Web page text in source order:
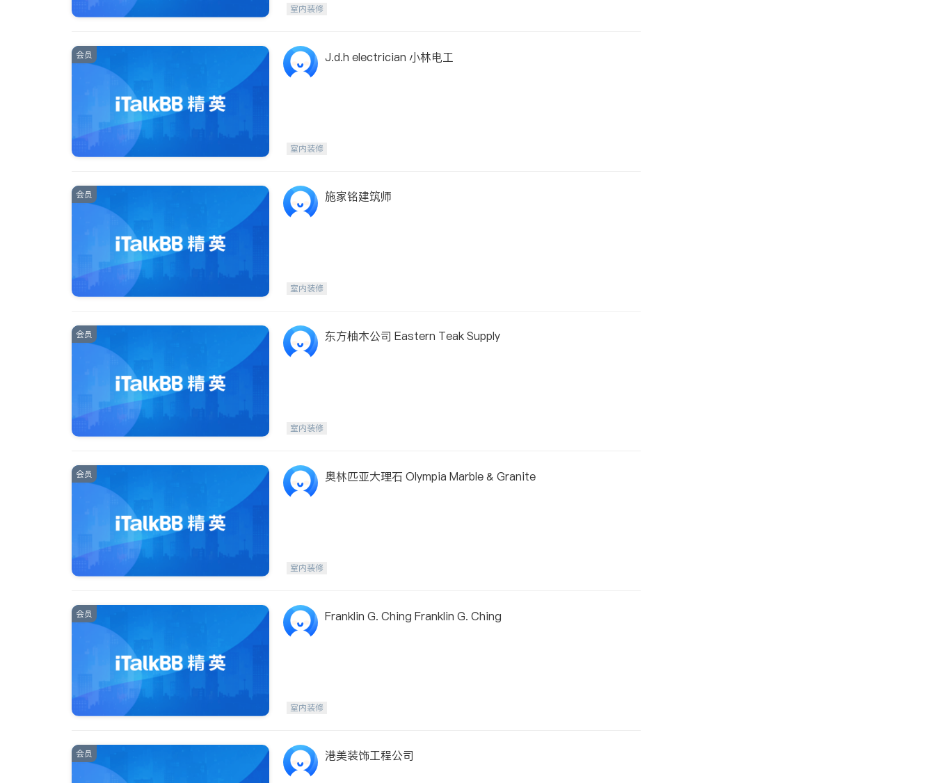
室内装修
会员 J.d.h electrician 小林电工
室内装修
会员 施家铭建筑师
室内装修
会员 东方柚木公司 Eastern Teak Supply
室内装修
会员 奥林匹亚大理石 Olympia Marble & Granite
室内装修
会员 Franklin G. Ching Franklin G. Ching
室内装修
会员 港美装饰工程公司